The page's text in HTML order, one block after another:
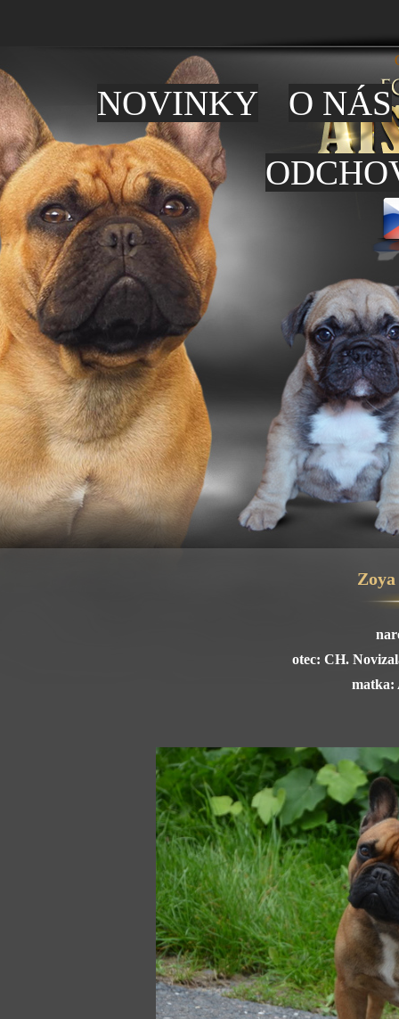
NOVINKY
O NÁS
otec: CH.
matka: